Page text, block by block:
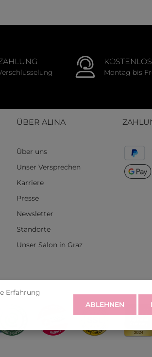
Montag bis
ÜBER ALINA
Über uns
Unser Versprechen
Karriere
Presse
Newsletter
Standorte
Unser Salon in Graz
Erfahrung
ABLEHNEN